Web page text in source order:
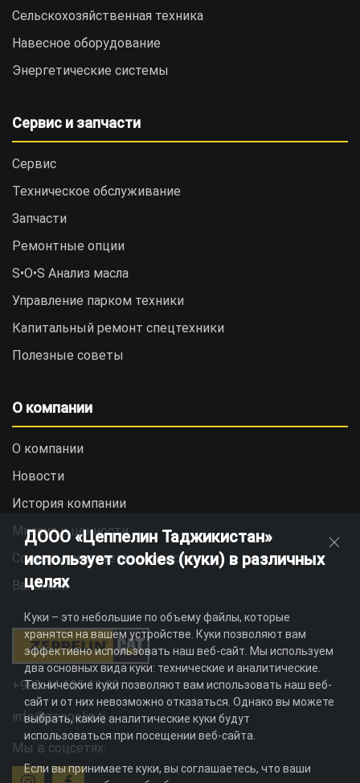
Сельскохозяйственная техника
Навесное оборудование
Энергетические системы
Сервис и запчасти
Сервис
Техническое обслуживание
Запчасти
Ремонтные опции
S•O•S Анализ масла
Управление парком техники
Капитальный ремонт спецтехники
Полезные советы
О компании
О компании
Новости
История компании
Миссия и ценности
Социальная ответственность
Вакансии
+992 44 625 11 22
info@zeppelin.tj
Мы в соцсетях:
ДООО «Цеппелин Таджикистан»
использует cookies (куки) в различных
целях
Куки – это небольшие по объему файлы, которые
хранятся на вашем устройстве. Куки позволяют вам
эффективно использовать наш веб-сайт. Мы используем
два основных вида куки: технические и аналитические.
Технические куки позволяют вам использовать наш веб-
сайт и от них невозможно отказаться. Однако вы можете
выбрать, какие аналитические куки будут
использоваться при посещении веб-сайта.
Если вы принимаете куки, вы соглашаетесь, что ваши